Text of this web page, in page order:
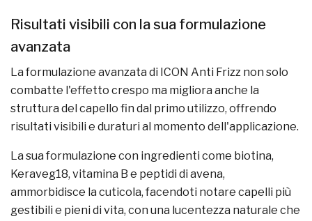
Risultati visibili con la sua formulazione
avanzata
La formulazione avanzata di ICON Anti Frizz non solo
combatte l'effetto crespo ma migliora anche la
struttura del capello fin dal primo utilizzo, offrendo
risultati visibili e duraturi al momento dell'applicazione.
La sua formulazione con ingredienti come biotina,
Keraveg18, vitamina B e peptidi di avena,
ammorbidisce la cuticola, facendoti notare capelli più
gestibili e pieni di vita, con una lucentezza naturale che